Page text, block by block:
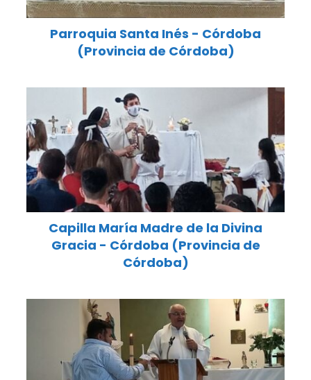
Parroquia Santa Inés - Córdoba
(Provincia de Córdoba)
Capilla María Madre de la Divina
Gracia - Córdoba (Provincia de
Córdoba)